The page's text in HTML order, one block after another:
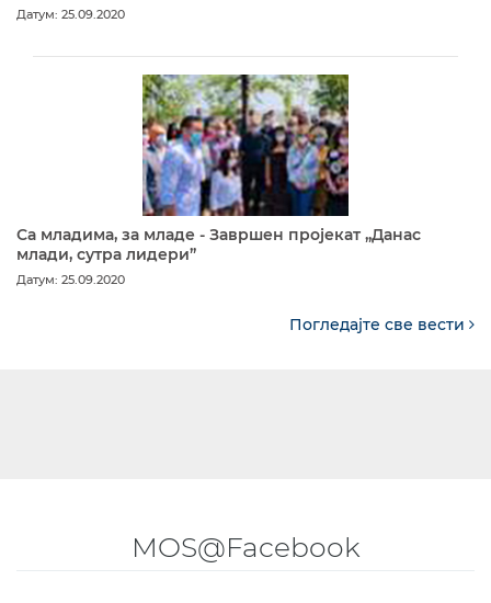
Датум: 25.09.2020
Са младима, за младе - Завршен пројекат „Данас
млади, сутра лидери”
Датум: 25.09.2020
Погледајте све вести
MOS@Facebook